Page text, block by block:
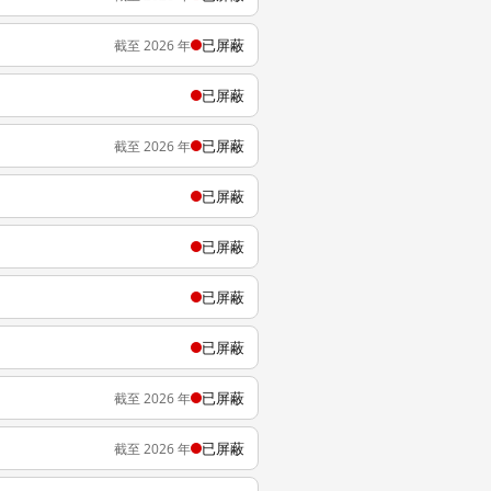
截至 2026 年 已屏蔽
已屏蔽
截至 2026 年 已屏蔽
已屏蔽
已屏蔽
已屏蔽
已屏蔽
截至 2026 年 已屏蔽
截至 2026 年 已屏蔽